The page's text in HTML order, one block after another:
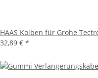
HAAS Kolben für Grohe
32,89 € *